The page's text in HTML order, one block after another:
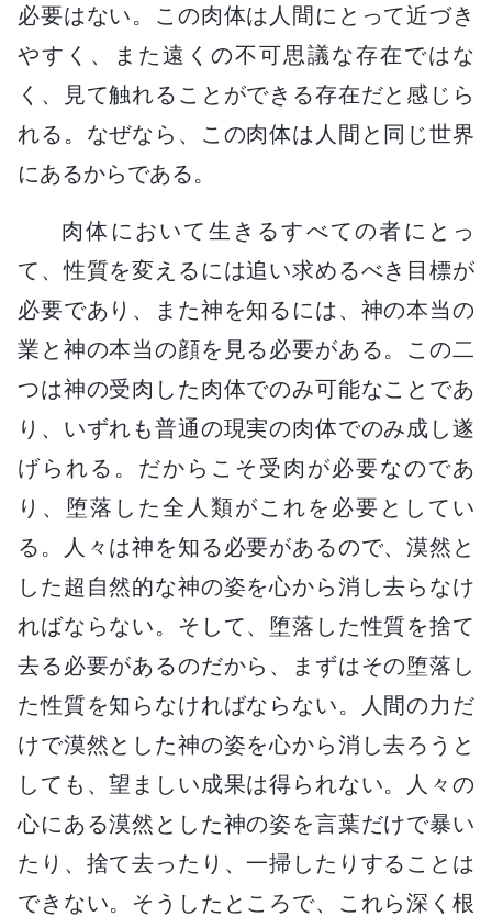
必要はない。この肉体は人間にとって近づき
やすく、また遠くの不可思議な存在ではな
く、見て触れることができる存在だと感じら
れる。なぜなら、この肉体は人間と同じ世界
にあるからである。
肉体において生きるすべての者にとっ
て、性質を変えるには追い求めるべき目標が
必要であり、また神を知るには、神の本当の
業と神の本当の顔を見る必要がある。この二
つは神の受肉した肉体でのみ可能なことであ
り、いずれも普通の現実の肉体でのみ成し遂
げられる。だからこそ受肉が必要なのであ
り、堕落した全人類がこれを必要としてい
る。人々は神を知る必要があるので、漠然と
した超自然的な神の姿を心から消し去らなけ
ればならない。そして、堕落した性質を捨て
去る必要があるのだから、まずはその堕落し
た性質を知らなければならない。人間の力だ
けで漠然とした神の姿を心から消し去ろうと
しても、望ましい成果は得られない。人々の
心にある漠然とした神の姿を言葉だけで暴い
たり、捨て去ったり、一掃したりすることは
できない。そうしたところで、これら深く根